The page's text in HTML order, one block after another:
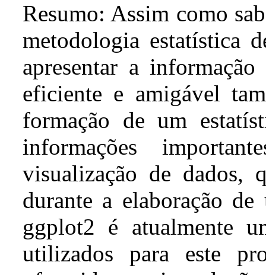
Resumo: Assim como
metodologia estatística
apresentar a
eficiente e amigável
formação de um
informações
visualização de dados,
durante a elaboração
ggplot2 é atualmente
utilizados para este